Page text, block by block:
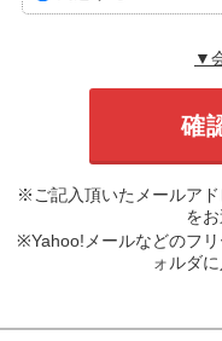
▼
※ご記入頂いたメールア
を
※Yahoo!メールなどのフ
ォルダ